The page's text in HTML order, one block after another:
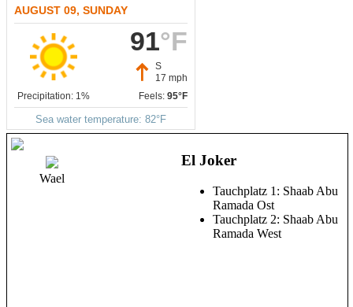
Wael
El Joker
Tauchplatz 1: Shaab Abu
Ramada Ost
Tauchplatz 2: Shaab Abu
Ramada West